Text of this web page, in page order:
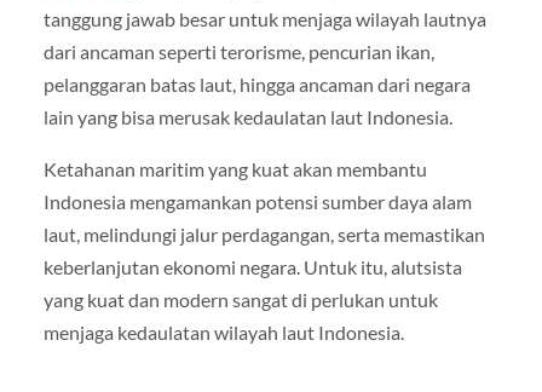
tanggung jawab besar untuk menjaga wilayah lautnya
dari ancaman seperti terorisme, pencurian ikan,
pelanggaran batas laut, hingga ancaman dari negara
lain yang bisa merusak kedaulatan laut Indonesia.
Ketahanan maritim yang kuat akan membantu
Indonesia mengamankan potensi sumber daya alam
laut, melindungi jalur perdagangan, serta memastikan
keberlanjutan ekonomi negara. Untuk itu, alutsista
yang kuat dan modern sangat di perlukan untuk
menjaga kedaulatan wilayah laut Indonesia.